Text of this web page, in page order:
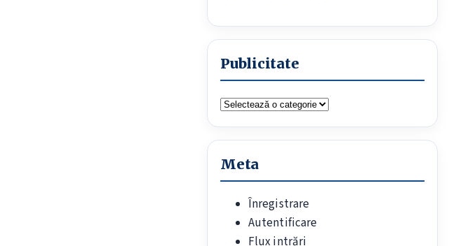
Publicitate
Publicitate
Meta
Înregistrare
Autentificare
Flux intrări